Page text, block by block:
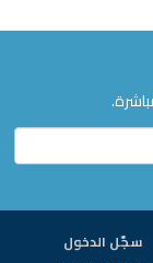
سجّل الدخول